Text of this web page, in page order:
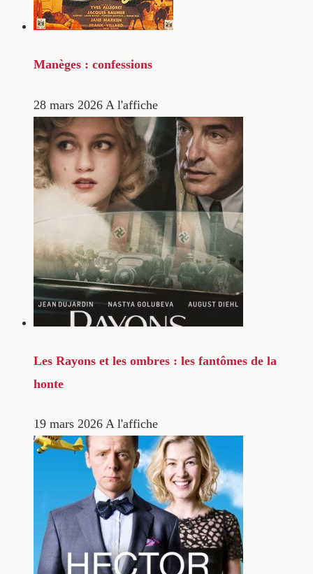
Manèges : confessions
28 mars 2026 A l'affiche
Les Rayons et les ombres : les fantômes de la
honte
19 mars 2026 A l'affiche